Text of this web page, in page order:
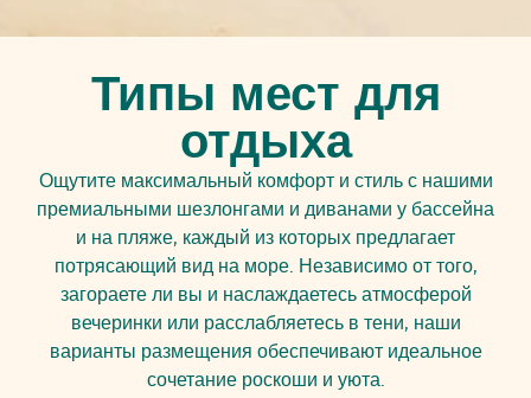
Типы мест для
отдыха
Ощутите максимальный комфорт и стиль с нашими
премиальными шезлонгами и диванами у бассейна
и на пляже, каждый из которых предлагает
потрясающий вид на море. Независимо от того,
загораете ли вы и наслаждаетесь атмосферой
вечеринки или расслабляетесь в тени, наши
варианты размещения обеспечивают идеальное
сочетание роскоши и уюта.